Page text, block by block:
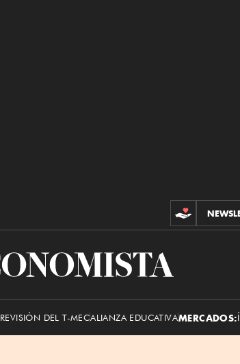
El
REVISIÓN DEL T-MECALIANZA EDUCATIVAMERCADOS: